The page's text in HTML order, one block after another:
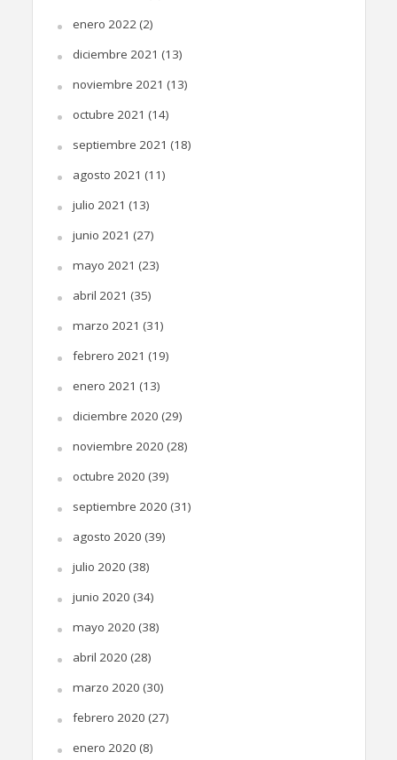
enero 2022 (2)
diciembre 2021 (13)
noviembre 2021 (13)
octubre 2021 (14)
septiembre 2021 (18)
agosto 2021 (11)
julio 2021 (13)
junio 2021 (27)
mayo 2021 (23)
abril 2021 (35)
marzo 2021 (31)
febrero 2021 (19)
enero 2021 (13)
diciembre 2020 (29)
noviembre 2020 (28)
octubre 2020 (39)
septiembre 2020 (31)
agosto 2020 (39)
julio 2020 (38)
junio 2020 (34)
mayo 2020 (38)
abril 2020 (28)
marzo 2020 (30)
febrero 2020 (27)
enero 2020 (8)